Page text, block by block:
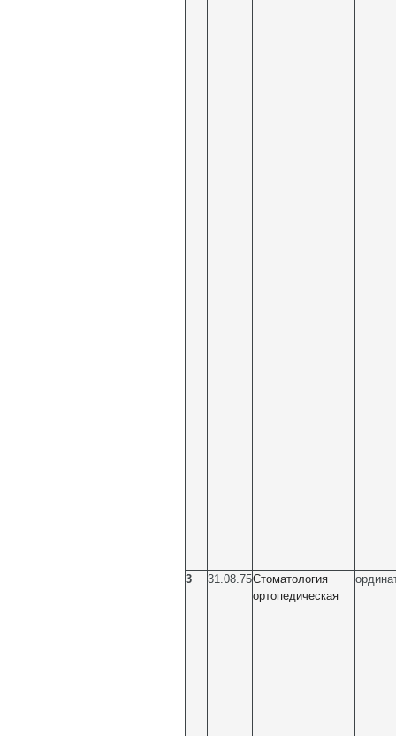
3 31.08.75Стоматология
ортопедическая